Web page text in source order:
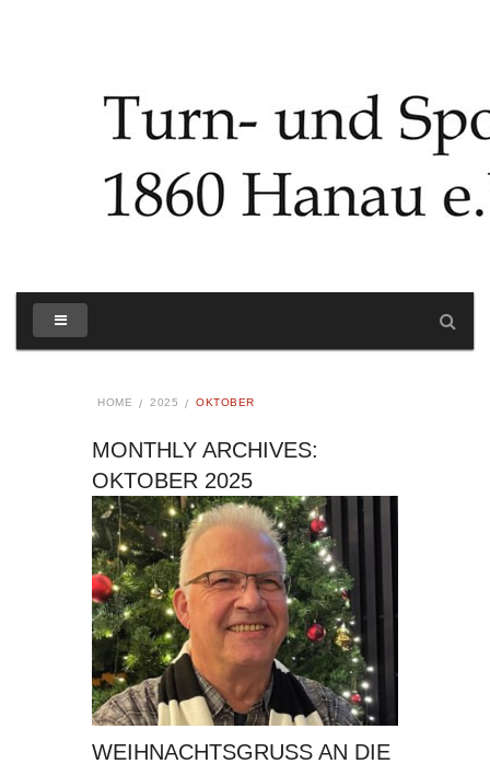
HOME 2025 OKTOBER
MONTHLY ARCHIVES:
OKTOBER 2025
WEIHNACHTSGRUSS AN DIE M